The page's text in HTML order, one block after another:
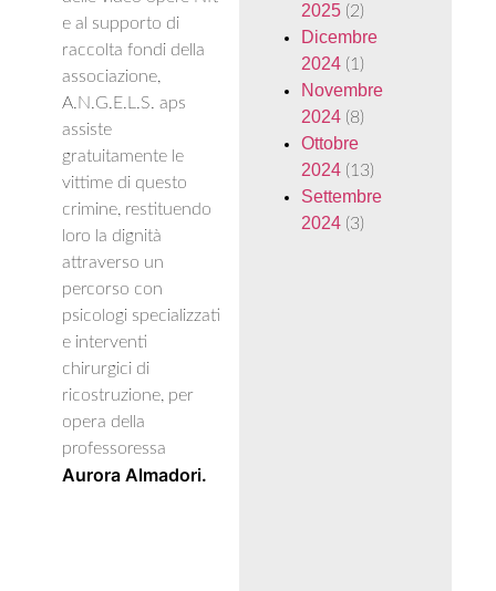
e al supporto di
raccolta fondi della
associazione,
A.N.G.E.L.S. aps
assiste
gratuitamente le
vittime di questo
crimine, restituendo
loro la dignità
attraverso un
percorso con
psicologi specializzati
e interventi
chirurgici di
ricostruzione, per
opera della
professoressa
Aurora Almadori.
2025(2)
Dicembre
2024(1)
Novembre
2024(8)
Ottobre
2024(13)
Settembre
2024(3)